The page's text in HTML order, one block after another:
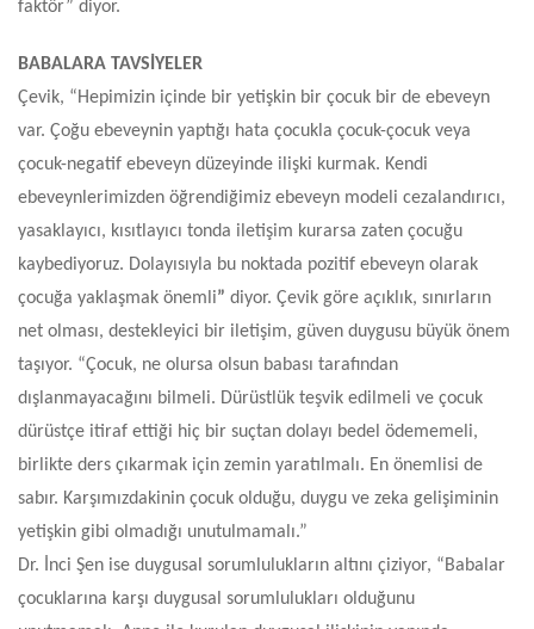
faktör” diyor.
BABALARA TAVSİYELER
Çevik, “Hepimizin içinde bir yetişkin bir çocuk bir de ebeveyn
var. Çoğu ebeveynin yaptığı hata çocukla çocuk-çocuk veya
çocuk-negatif ebeveyn düzeyinde ilişki kurmak. Kendi
ebeveynlerimizden öğrendiğimiz ebeveyn modeli cezalandırıcı,
yasaklayıcı, kısıtlayıcı tonda iletişim kurarsa zaten çocuğu
kaybediyoruz. Dolayısıyla bu noktada pozitif ebeveyn olarak
çocuğa yaklaşmak önemli” diyor. Çevik göre açıklık, sınırların
net olması, destekleyici bir iletişim, güven duygusu büyük önem
taşıyor. “Çocuk, ne olursa olsun babası tarafından
dışlanmayacağını bilmeli. Dürüstlük teşvik edilmeli ve çocuk
dürüstçe itiraf ettiği hiç bir suçtan dolayı bedel ödememeli,
birlikte ders çıkarmak için zemin yaratılmalı. En önemlisi de
sabır. Karşımızdakinin çocuk olduğu, duygu ve zeka gelişiminin
yetişkin gibi olmadığı unutulmamalı.”
Dr. İnci Şen ise duygusal sorumlulukların altını çiziyor, “Babalar
çocuklarına karşı duygusal sorumlulukları olduğunu